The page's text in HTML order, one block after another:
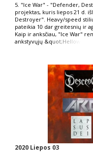
5. "Ice War" - "Defender,
projektas, kuris liepos 21 d.
Destroyer". Heavy/speed
pateikia 10 dar greitesnių ir
Kaip ir anksčiau, "Ice War"
ankstyvųjų &quot;Hellow
2020 Liepos 03